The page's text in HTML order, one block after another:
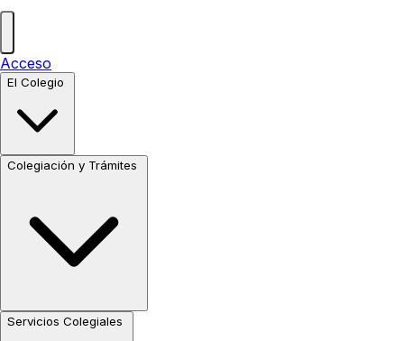
Acceso
El Colegio
Colegiación y Trámites
Servicios Colegiales